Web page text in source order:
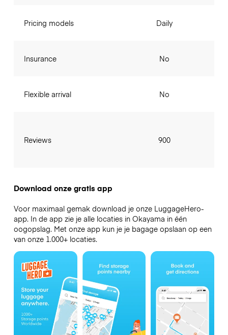
Pricing models
Insurance
Flexible arrival
Reviews
Daily
No
No
900
Download onze gratis app
Voor maximaal gemak download je onze LuggageHero-
app. In de app zie je alle locaties in Okayama in één
oogopslag. Met onze app kun je je bagage opslaan op een
van onze 1.000+ locaties.